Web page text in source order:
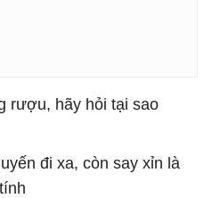
rượu, hãy hỏi tại sao
đi xa, còn say xỉn là